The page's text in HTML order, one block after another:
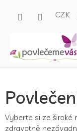
CZK
Vyberte si ze široké
zdravotně